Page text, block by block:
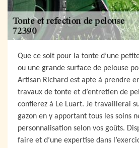
Que ce soit pour la tonte d’une
ou une grande surface de pelouse
Artisan Richard est apte à prendre
travaux de tonte et d’entretien de
confierez à Le Luart. Je travaillerai
gazon en y apportant tous les soins
personnalisation selon vos goûts.
faire et d’une expertise dans